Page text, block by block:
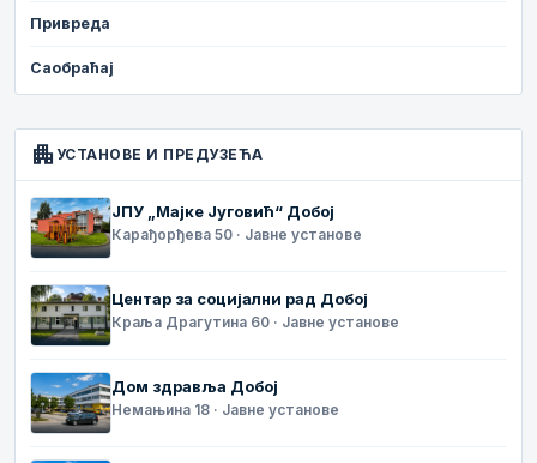
Привреда
Саобраћај
apartment УСТАНОВЕ И ПРЕДУЗЕЋА
ЈПУ „Мајке Југовић“ Добој
Карађорђева 50 · Јавне установе
Центар за социјални рад Добој
Краља Драгутина 60 · Јавне установе
Дом здравља Добој
Немањина 18 · Јавне установе